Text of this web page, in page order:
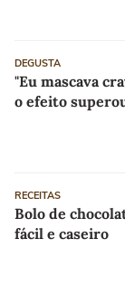
DEGUSTA
"Eu mascava
o efeito
RECEITAS
Bolo de
fácil e caseiro